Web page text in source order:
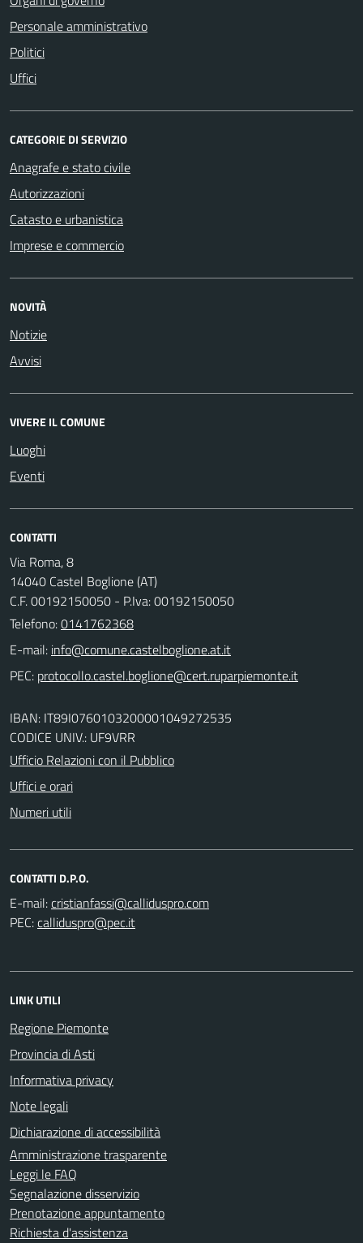
Personale amministrativo
Politici
Uffici
CATEGORIE DI SERVIZIO
Anagrafe e stato civile
Autorizzazioni
Catasto e urbanistica
Imprese e commercio
NOVITÀ
Notizie
Avvisi
VIVERE IL COMUNE
Luoghi
Eventi
CONTATTI
Via Roma, 8
14040 Castel Boglione (AT)
C.F. 00192150050 - P.Iva: 00192150050
Telefono:0141762368
E-mail:
PEC:
IBAN: IT89I0760103200001049272535
CODICE UNIV.: UF9VRR
Ufficio Relazioni con il Pubblico
Uffici e orari
Numeri utili
CONTATTI D.P.O.
E-mail:
PEC:
LINK UTILI
Regione Piemonte
Provincia di Asti
Informativa privacy
Note legali
Dichiarazione di accessibilità
Amministrazione trasparente
Leggi le FAQ
Segnalazione disservizio
Prenotazione appuntamento
Richiesta d'assistenza